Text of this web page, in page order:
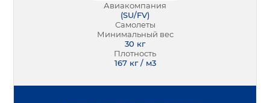
Авиакомпания
(SU/FV)
Самолеты
Минимальный вес
30 кг
Плотность
167 кг / м3